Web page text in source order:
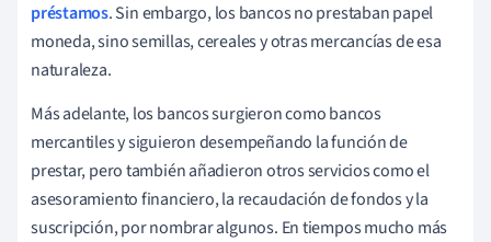
préstamos. Sin embargo, los bancos no prestaban papel
moneda, sino semillas, cereales y otras mercancías de esa
naturaleza.
Más adelante, los bancos surgieron como bancos
mercantiles y siguieron desempeñando la función de
prestar, pero también añadieron otros servicios como el
asesoramiento financiero, la recaudación de fondos y la
suscripción, por nombrar algunos. En tiempos mucho más